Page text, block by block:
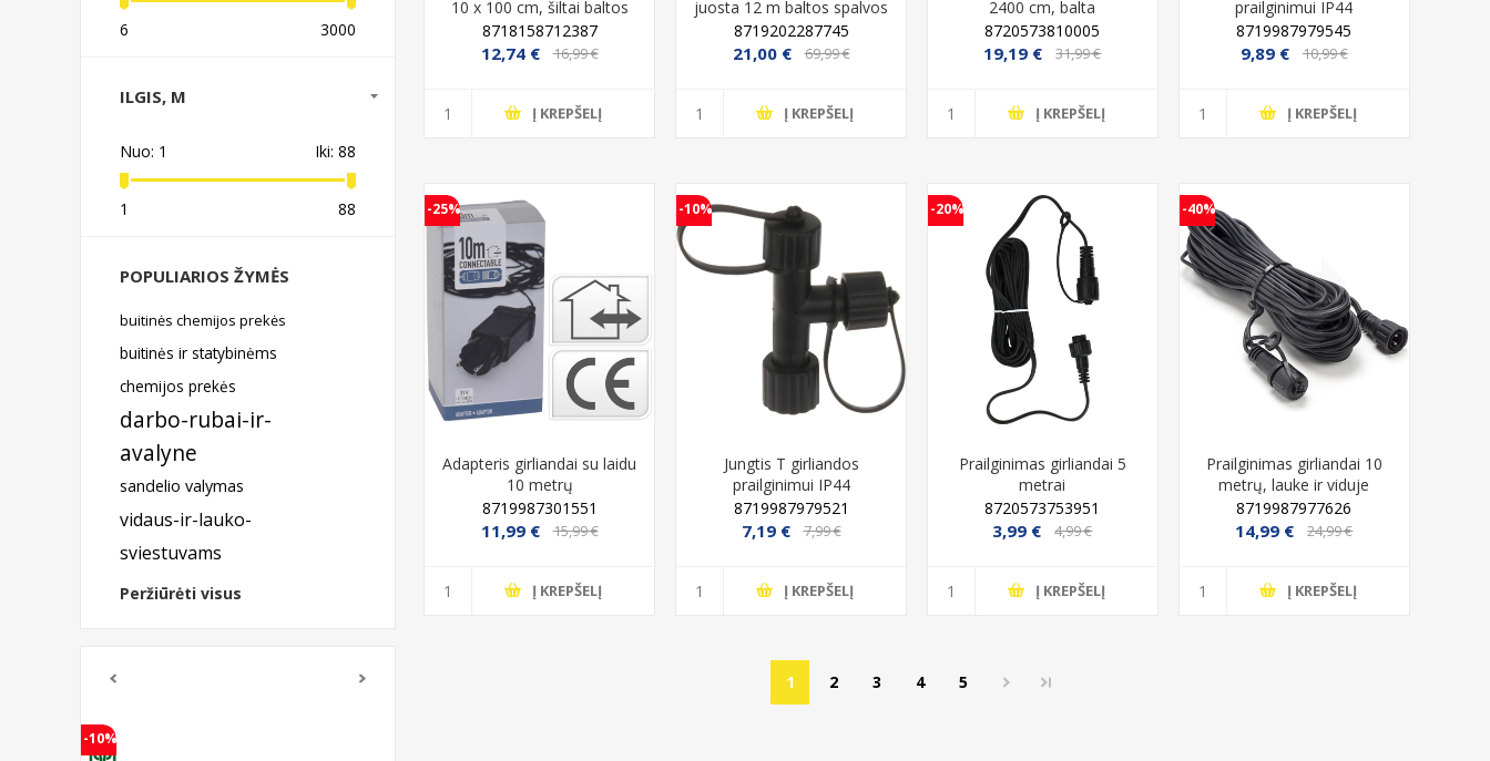
6 3000
ILGIS, M
Nuo: 1 Iki: 88
1 88
POPULIARIOS ŽYMĖS
buitinės chemijos prekės
buitinės ir statybinėms
chemijos prekės
darbo-rubai-ir-
avalyne
sandelio valymas
vidaus-ir-lauko-
sviestuvams
Peržiūrėti visus
-10%
10 x 100 cm, šiltai baltos
spalvos
8718158712387
12,74 € 16,99 €
Į KREPŠELĮ
juosta 12 m baltos spalvos
8719202287745
21,00 € 69,99 €
Į KREPŠELĮ
2400 cm, balta
8720573810005
19,19 € 31,99 €
Į KREPŠELĮ
prailginimui IP44
8719987979545
9,89 € 10,99 €
Į KREPŠELĮ
-25%
Adapteris girliandai su laidu
10 metrų
8719987301551
11,99 € 15,99 €
Į KREPŠELĮ
-10%
Jungtis T girliandos
prailginimui IP44
8719987979521
7,19 € 7,99 €
Į KREPŠELĮ
-20%
Prailginimas girliandai 5
metrai
8720573753951
3,99 € 4,99 €
Į KREPŠELĮ
-40%
Prailginimas girliandai 10
metrų, lauke ir viduje
8719987977626
14,99 € 24,99 €
Į KREPŠELĮ
1 2 3 4 5